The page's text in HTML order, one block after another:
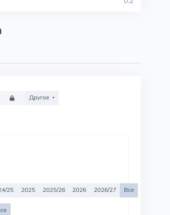
Другое
25 2025 2025/26 2026 2026/27 Все